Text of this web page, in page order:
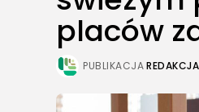
placów
PUBLIKACJAREDAKCJA